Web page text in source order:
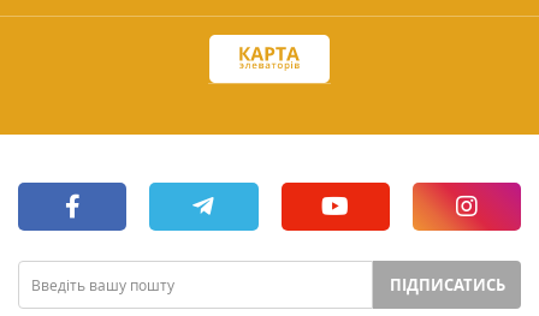
ПІДПИСАТИСЬ